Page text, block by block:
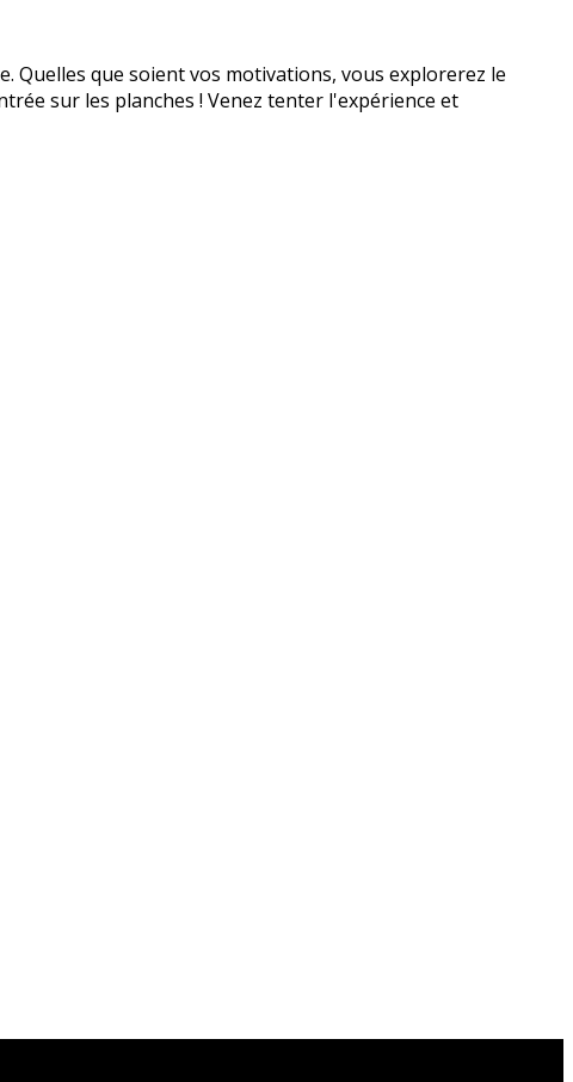
Quelles que soient vos motivations, vous explorerez le
sur les planches ! Venez tenter l'expérience et